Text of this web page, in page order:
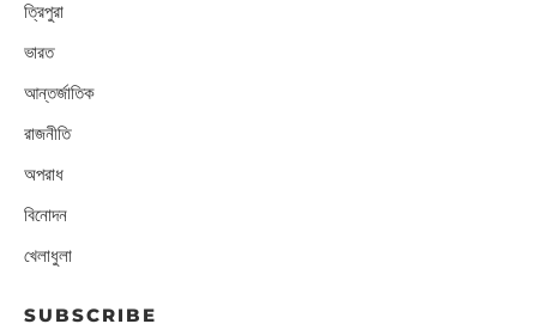
ত্রিপুরা
ভারত
আন্তর্জাতিক
রাজনীতি
অপরাধ
বিনোদন
খেলাধুলা
SUBSCRIBE